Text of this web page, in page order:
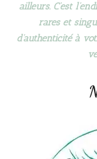
ailleurs. C’est
rares et
d’authenticité à